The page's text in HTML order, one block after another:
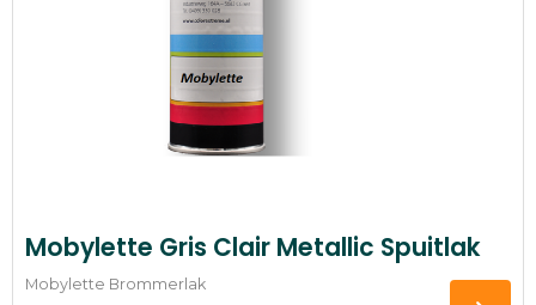
Mobylette Gris Clair Metallic Spuitlak
Mobylette Brommerlak